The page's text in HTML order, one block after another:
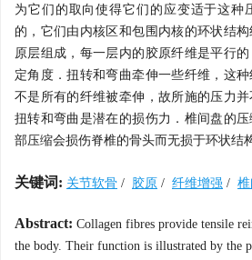
为它们的取向使得它们的应变适于这种
的，它们由内核区和包围内核的环状结
原层组成，每一层内的胶原纤维是平行
定角度．扭转和弯曲牵伸一些纤维，这
不是所有的纤维被牵伸，故所施的压力并
扭转和弯曲是潜在的损伤力．椎间盘的
部压缩会损伤脊椎的骨头而无损于环状结
关键词: 关节软骨 / 胶原 / 纤维增强 /
Abstract: Collagen fibres provide tensile
the body. Their function is illustrated by the